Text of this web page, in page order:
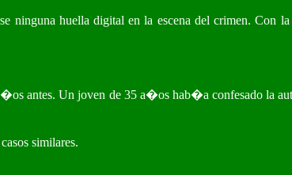
ninguna huella digital en la escena del crimen. Con
antes. Un joven de 35 a�os hab�a confesado la
similares.